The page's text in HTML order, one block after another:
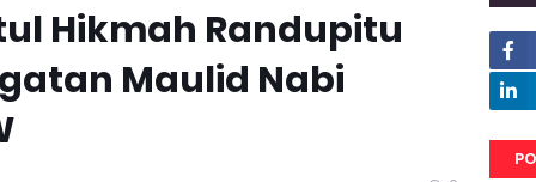
Hikmah Randupitu
Maulid Nabi